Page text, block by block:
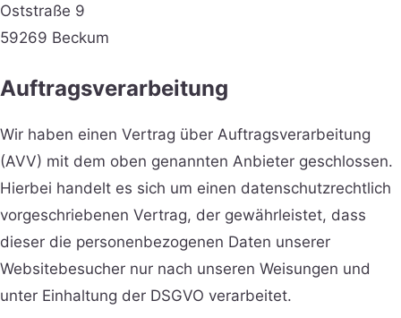
Oststraße 9
59269 Beckum
Auftragsverarbeitung
Wir haben einen Vertrag über Auftragsverarbeitung
(AVV) mit dem oben genannten Anbieter geschlossen.
Hierbei handelt es sich um einen datenschutzrechtlich
vorgeschriebenen Vertrag, der gewährleistet, dass
dieser die personenbezogenen Daten unserer
Websitebesucher nur nach unseren Weisungen und
unter Einhaltung der DSGVO verarbeitet.